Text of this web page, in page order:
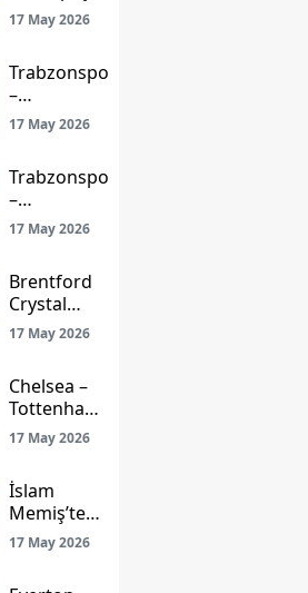
Deplasmanında
Şampiyonluğa
17 May 2026
Trabzonspor
–
Gençlerbirliği
Maçı: Ligde
ve Prestij
Mücadelesi
Canlı Yayınla
17 May 2026
Trabzonspor
–
Gençlerbirliği
Maçı Canlı
ve Kritik
Detaylar
17 May 2026
Brentford
Crystal
Palace
Maçını
17 May 2026
Chelsea –
Tottenham
Canlı
Yayın: Dev
Derbide
Nefes
Kesen
Mücadele!
17 May 2026
İslam
Memiş’ten
Şok Altın
17 May 2026